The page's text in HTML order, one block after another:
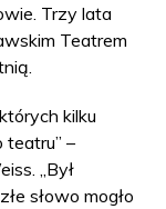
Trzy lata
Teatrem
kilku
teatru” –
„Był
słowo mogło